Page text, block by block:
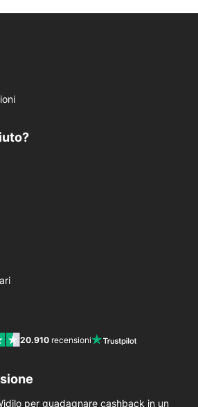
20.910 recensioni
per guadagnare cashback in un